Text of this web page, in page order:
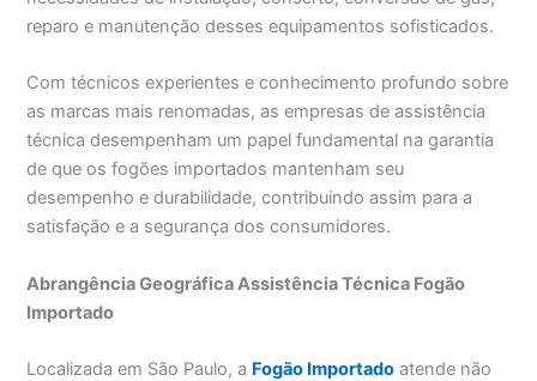
reparo e manutenção desses equipamentos sofisticados.
Com técnicos experientes e conhecimento profundo sobre
as marcas mais renomadas, as empresas de assistência
técnica desempenham um papel fundamental na garantia
de que os fogões importados mantenham seu
desempenho e durabilidade, contribuindo assim para a
satisfação e a segurança dos consumidores.
Abrangência Geográfica Assistência Técnica Fogão
Importado
Localizada em São Paulo, a Fogão Importado atende não